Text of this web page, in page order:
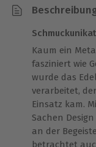
Kaum ein
fasziniert wie
wurde das
verarbeitet,
Einsatz kam.
Sachen
an der
betrachtet